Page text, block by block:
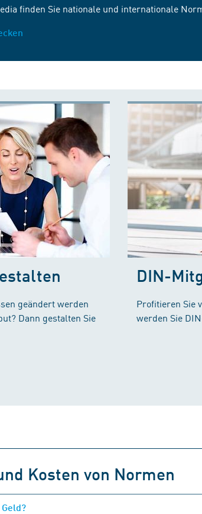
finden Sie nationale und internationale
geändert werden
Dann gestalten Sie
DIN-
Profitieren Sie
werden Sie
Kosten von Normen